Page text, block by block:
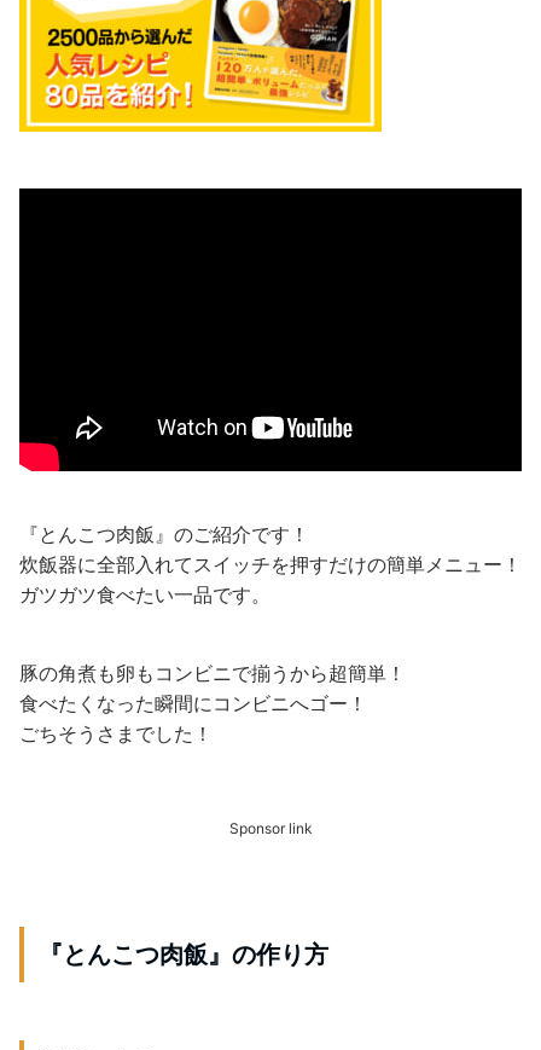
『とんこつ肉飯』のご紹介です！
炊飯器に全部入れてスイッチを押すだけの簡単メニュー！
ガツガツ食べたい一品です。
豚の角煮も卵もコンビニで揃うから超簡単！
食べたくなった瞬間にコンビニへゴー！
ごちそうさまでした！
Sponsor link
『とんこつ肉飯』の作り方